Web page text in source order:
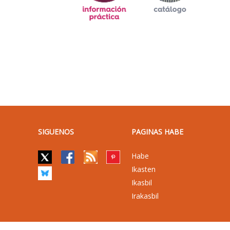
SIGUENOS PAGINAS HABE
Habe
Ikasten
Ikasbil
Irakasbil